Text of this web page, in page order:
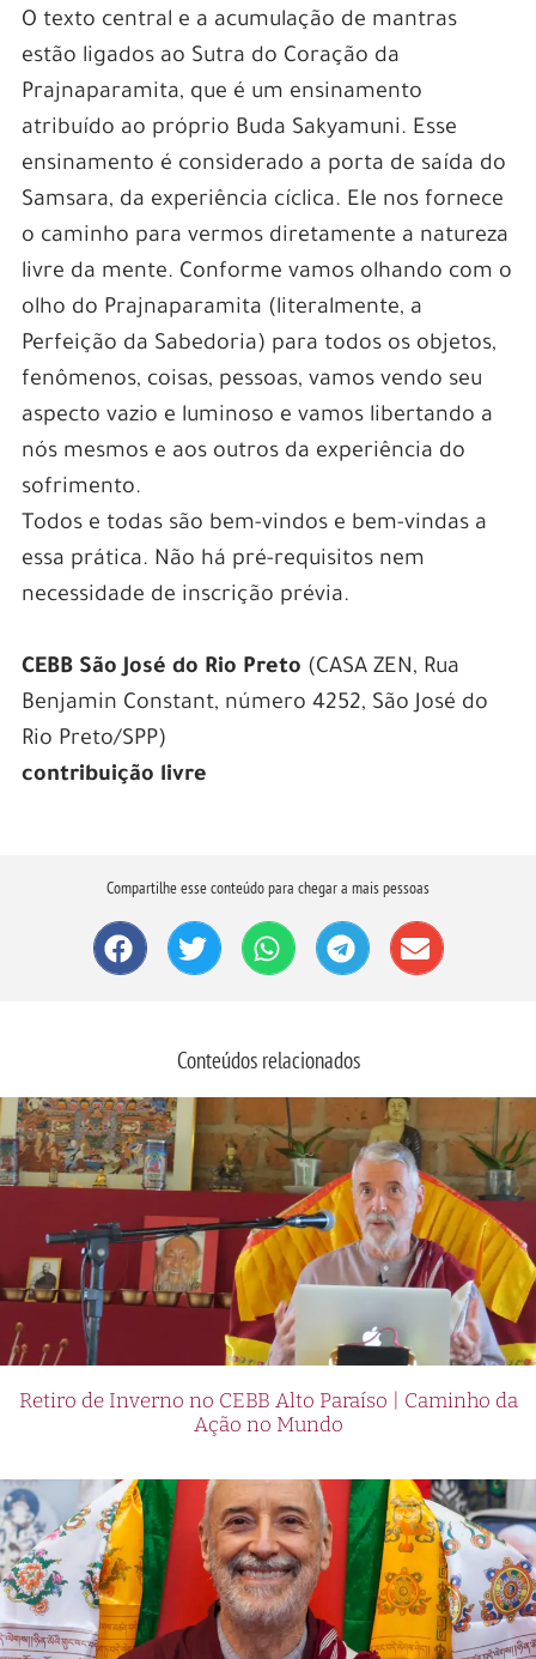
O texto central e a acumulação de mantras
estão ligados ao Sutra do Coração da
Prajnaparamita, que é um ensinamento
atribuído ao próprio Buda Sakyamuni. Esse
ensinamento é considerado a porta de saída do
Samsara, da experiência cíclica. Ele nos fornece
o caminho para vermos diretamente a natureza
livre da mente. Conforme vamos olhando com o
olho do Prajnaparamita (literalmente, a
Perfeição da Sabedoria) para todos os objetos,
fenômenos, coisas, pessoas, vamos vendo seu
aspecto vazio e luminoso e vamos libertando a
nós mesmos e aos outros da experiência do
sofrimento.
Todos e todas são bem-vindos e bem-vindas a
essa prática. Não há pré-requisitos nem
necessidade de inscrição prévia.
CEBB São José do Rio Preto (CASA ZEN, Rua
Benjamin Constant, número 4252, São José do
Rio Preto/SPP)
contribuição livre
Compartilhe esse conteúdo para chegar a mais pessoas
Conteúdos relacionados
Retiro de Inverno no CEBB Alto Paraíso | Caminho da
Ação no Mundo